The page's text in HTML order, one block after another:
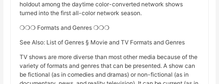
holdout among the daytime color-converted network shows
turned into the first all-color network season.
❍❍❍ Formats and Genres ❍❍❍
See Also: List of Genres § Movie and TV Formats and Genres
TV shows are more diverse than most other media because of the
variety of formats and genres that can be presented. A show can
be fictional (as in comedies and dramas) or non-fictional (as in